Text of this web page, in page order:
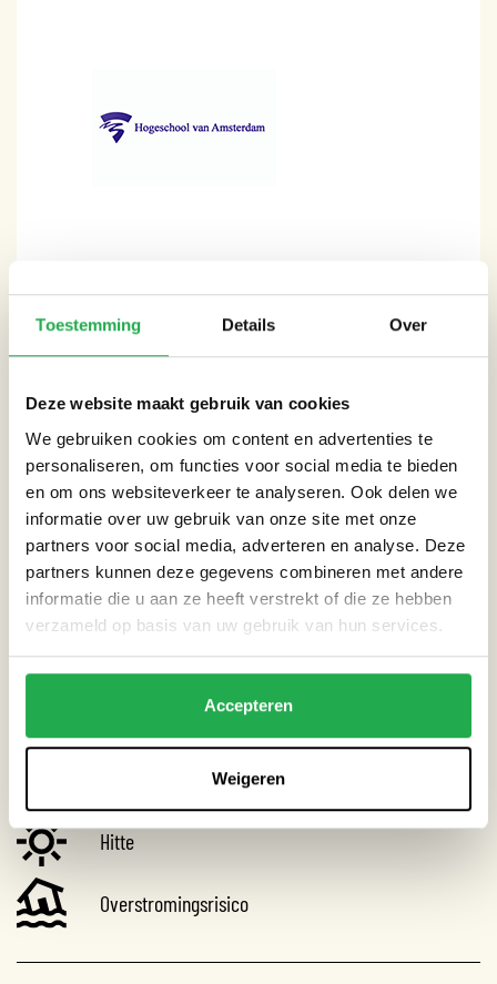
Toestemming Details Over
Deze website maakt gebruik van cookies
We gebruiken cookies om content en advertenties te
personaliseren, om functies voor social media te bieden
en om ons websiteverkeer te analyseren. Ook delen we
informatie over uw gebruik van onze site met onze
partners voor social media, adverteren en analyse. Deze
partners kunnen deze gegevens combineren met andere
informatie die u aan ze heeft verstrekt of die ze hebben
verzameld op basis van uw gebruik van hun services.
Accepteren
Weigeren
Dak
Gebouw
Straat
Tuin
THEMA’S
Extreme neerslag
Hitte
Overstromingsrisico